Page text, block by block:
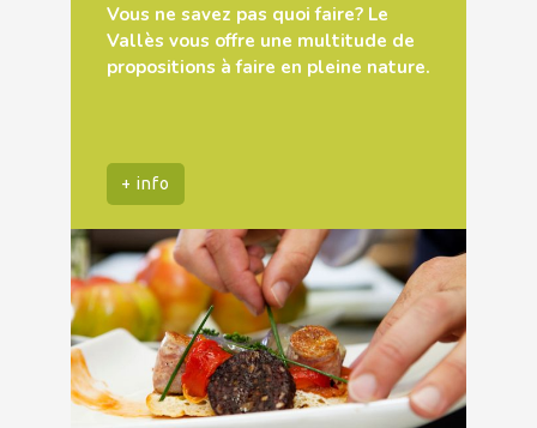
Vous ne savez pas quoi faire? Le
Vallès vous offre une multitude de
propositions à faire en pleine nature.
+ info